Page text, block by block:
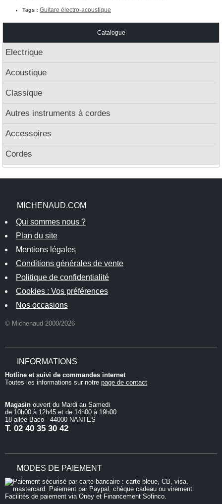
Tags : Guitare électro-acoustique
Catalogue
Electrique
Acoustique
Classique
Autres instruments à cordes
Accessoires
Cordes
MICHENAUD.COM
Qui sommes nous ?
Plan du site
Mentions légales
Conditions générales de vente
Politique de confidentialité
Cookies : Vos préférences
Nos occasions
© Michenaud 2000/2026
INFORMATIONS
Hotline et suivi de commandes internet
Toutes les informations sur notre page de contact
Magasin ouvert du Mardi au Samedi
de 10h00 à 12h45 et de 14h00 à 19h00
18 allée Baco - 44000 NANTES
T. 02 40 35 30 42
MODES DE PAIEMENT